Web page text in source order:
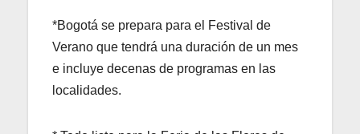
*Bogotá se prepara para el Festival de
Verano que tendrá una duración de un mes
e incluye decenas de programas en las
localidades.